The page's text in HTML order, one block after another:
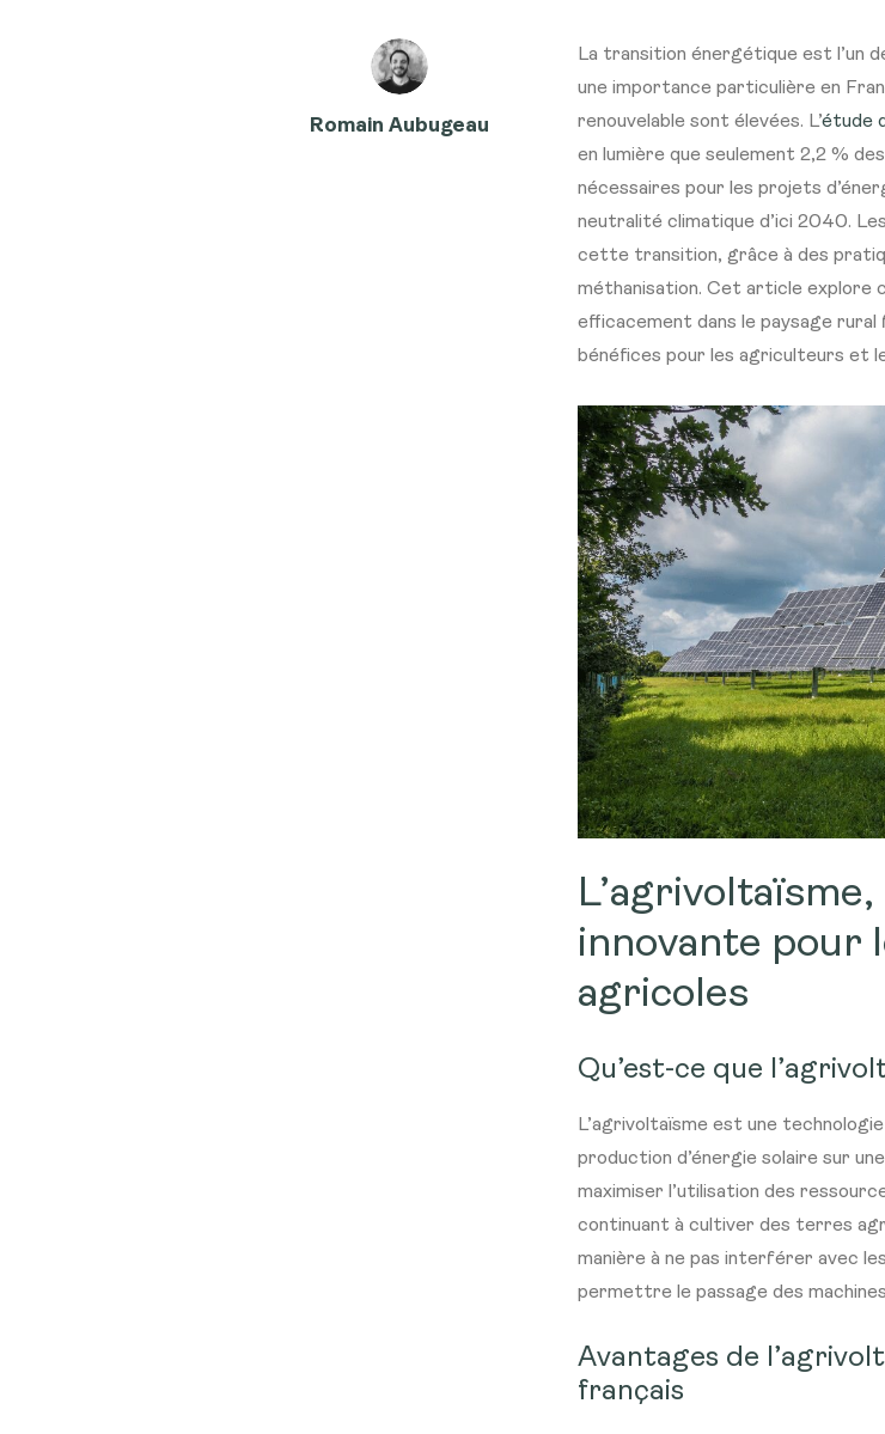
Romain Aubugeau
La transition énergétique est l’un
une importance particulière en
renouvelable sont élevées. L’étude
en lumière que seulement 2,2 %
nécessaires pour les projets
neutralité climatique d’ici 2040.
cette transition, grâce à des
méthanisation. Cet article explore
efficacement dans le paysage
bénéfices pour les agriculteurs et
innovante pour
agricoles
Qu’est-ce que
L’agrivoltaïsme est une
production d’énergie solaire sur
maximiser l’utilisation des
continuant à cultiver des terres
manière à ne pas interférer avec
permettre le passage des
Avantages de
français